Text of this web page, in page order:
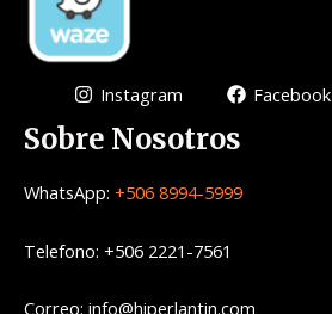
Instagram Facebook
Sobre Nosotros
WhatsApp: +506 8994-5999
Telefono: +506 2221-7561
Correo: info@hiperlantin.com